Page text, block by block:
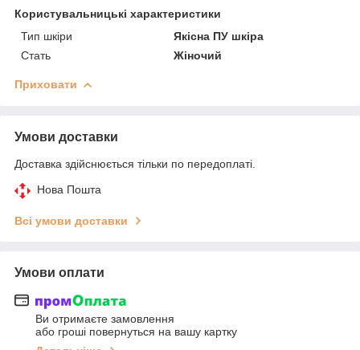
Користувальницькі характеристики
Тип шкіри
Якісна ПУ шкіра
Стать
Жіночий
Приховати
Умови доставки
Доставка здійснюється тільки по передоплаті.
Нова Пошта
Всі умови доставки
Умови оплати
Ви отримаєте замовлення
або гроші повернуться на вашу картку